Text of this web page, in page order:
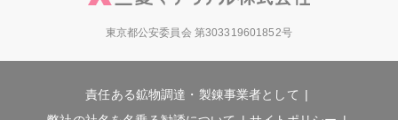
東京都公安委員会 第303319601852号
責任ある鉱物調達・製錬事業者として